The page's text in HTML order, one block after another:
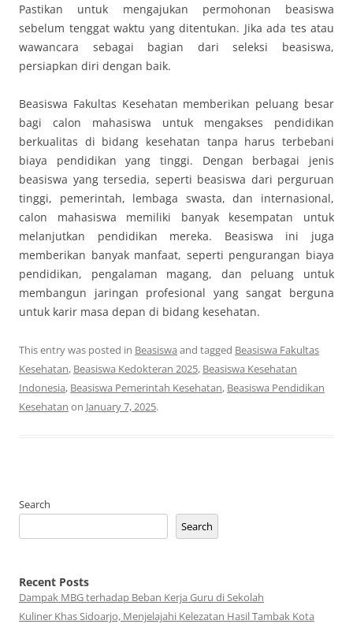
Pastikan untuk mengajukan permohonan beasiswa
sebelum tenggat waktu yang ditentukan. Jika ada tes atau
wawancara sebagai bagian dari seleksi beasiswa,
persiapkan diri dengan baik.
Beasiswa Fakultas Kesehatan memberikan peluang besar
bagi calon mahasiswa untuk mengakses pendidikan
berkualitas di bidang kesehatan tanpa harus terbebani
biaya pendidikan yang tinggi. Dengan berbagai jenis
beasiswa yang tersedia, seperti beasiswa dari perguruan
tinggi, pemerintah, lembaga swasta, dan internasional,
calon mahasiswa memiliki banyak kesempatan untuk
melanjutkan pendidikan mereka. Beasiswa ini juga
memberikan banyak manfaat, seperti pengurangan biaya
pendidikan, pengalaman magang, dan peluang untuk
membangun jaringan profesional yang sangat berguna
untuk karir masa depan di bidang kesehatan.
This entry was posted in Beasiswa and tagged Beasiswa Fakultas
Kesehatan, Beasiswa Kedokteran 2025, Beasiswa Kesehatan
Indonesia, Beasiswa Pemerintah Kesehatan, Beasiswa Pendidikan
Kesehatan on January 7, 2025.
Search
Search
Recent Posts
Dampak MBG terhadap Beban Kerja Guru di Sekolah
Kuliner Khas Sidoarjo, Menjelajahi Kelezatan Hasil Tambak Kota